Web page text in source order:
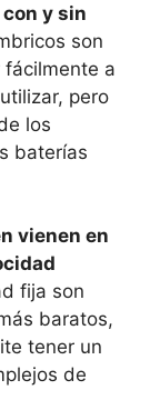
y sin
son
fácilmente a
pero
los
baterías
vienen en
fija son
baratos,
tener un
de